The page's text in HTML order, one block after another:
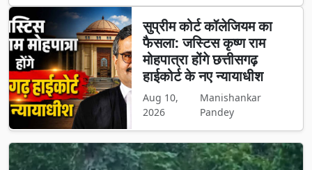
सुप्रीम कोर्ट कॉलेजियम का
फैसला: जस्टिस कृष्ण राम
मोहपात्रा होंगे छत्तीसगढ़
हाईकोर्ट के नए न्यायाधीश
Aug 10,
2026
Manishankar
Pandey